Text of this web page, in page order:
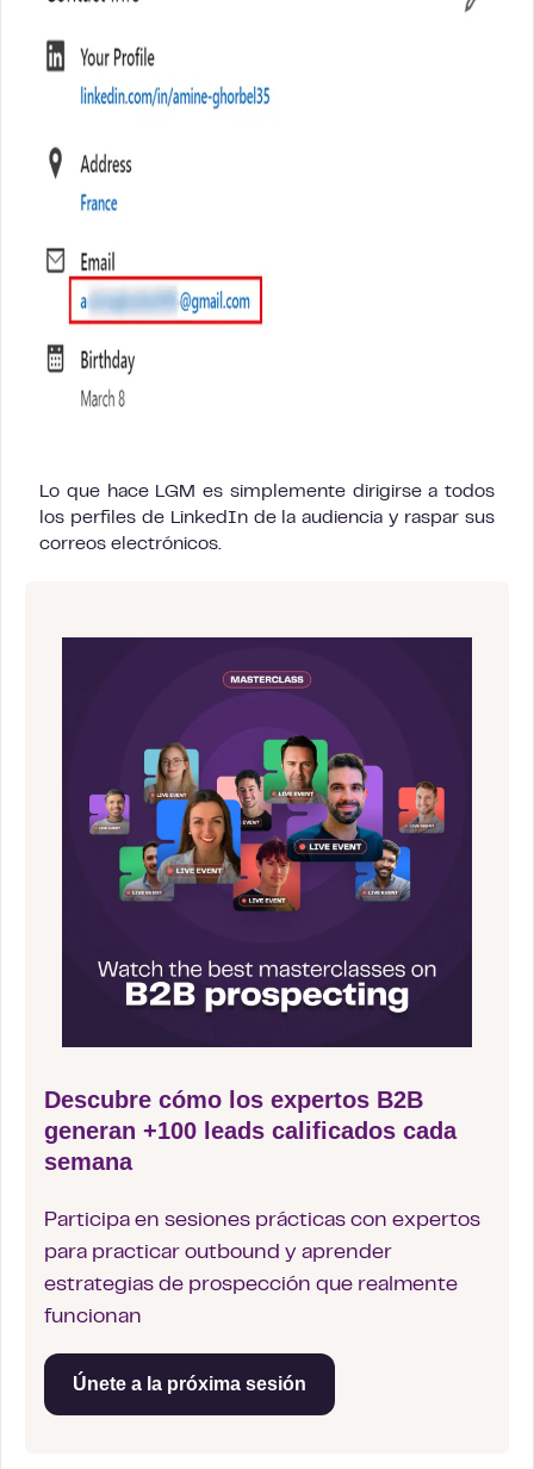
Lo que hace LGM es simplemente dirigirse a todos
los perfiles de LinkedIn de la audiencia y raspar sus
correos electrónicos.
Descubre cómo los expertos B2B
generan +100 leads calificados cada
semana
Participa en sesiones prácticas con expertos
para practicar outbound y aprender
estrategias de prospección que realmente
funcionan
Únete a la próxima sesión